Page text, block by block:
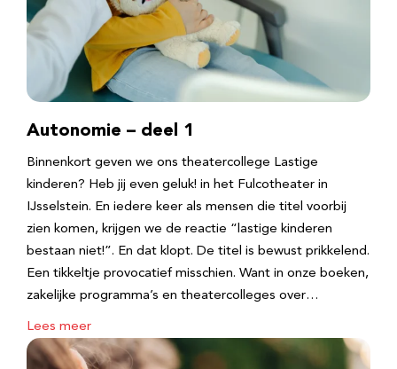
Autonomie – deel 1
Binnenkort geven we ons theatercollege Lastige
kinderen? Heb jij even geluk! in het Fulcotheater in
IJsselstein. En iedere keer als mensen die titel voorbij
zien komen, krijgen we de reactie “lastige kinderen
bestaan niet!”. En dat klopt. De titel is bewust prikkelend.
Een tikkeltje provocatief misschien. Want in onze boeken,
zakelijke programma’s en theatercolleges over…
Lees meer